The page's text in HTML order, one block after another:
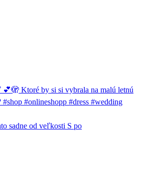
sadne od veľkosti S po